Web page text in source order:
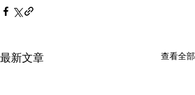
最新文章 查看全部